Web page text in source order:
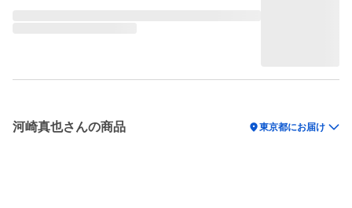
河崎真也さんの商品 location_on東京都にお届け